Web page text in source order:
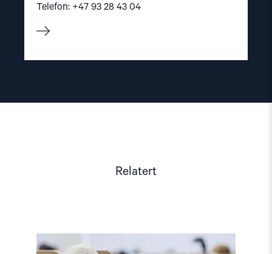
Telefon: +47 93 28 43 04
Relatert
article